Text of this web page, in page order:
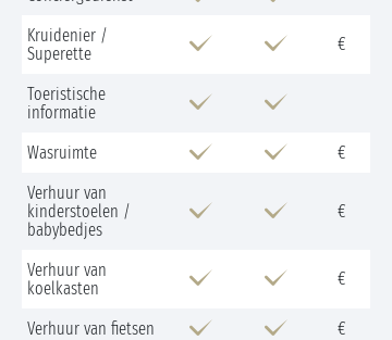
Kruidenier /
Superette
€
Toeristische
informatie
Wasruimte
€
Verhuur van
kinderstoelen /
babybedjes
€
Verhuur van
koelkasten
€
Verhuur van fietsen €